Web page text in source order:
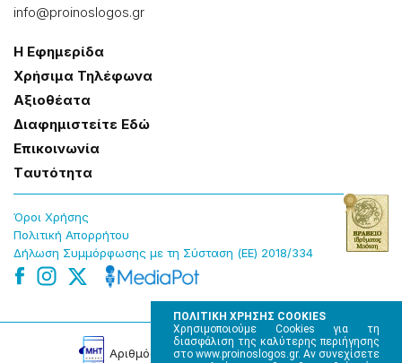
ΠΟΛΙΤΙΚΗ ΧΡΗΣΗΣ COOKIES
Χρησιμοποιούμε Cookies για τη
διασφάλιση της καλύτερης περιήγησης
στο www.proinoslogos.gr. Αν συνεχίσετε
info@proinoslogos.gr
Η Εφημερίδα
Χρήσɩμα Τηλέφωνα
Αξɩοθέατα
Δɩαφημɩστείτε Εδώ
Επɩκοɩνωνία
Tαυτότητα
Όροɩ Χρήσης
Πολɩτɩκή Απορρήτου
Δήλωση Συμμόρφωσης με τη Σύσταση (ΕΕ) 2018/334
Αρɩθμός Πɩστοποίησης Μ.Η.Τ. 220242